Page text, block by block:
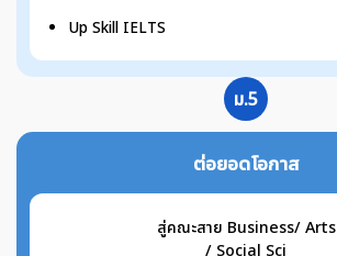
Up Skill IELTS
ม.5
ต่อยอดโอกาส
สู่คณะสาย Business/ Arts
/ Social Sci